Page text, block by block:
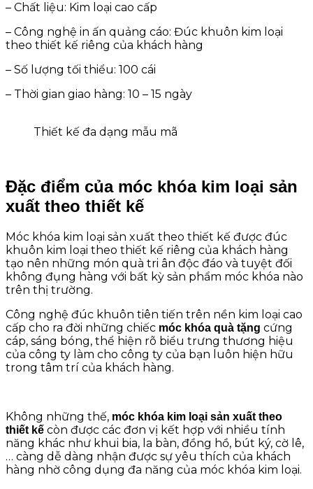
– Chất liệu: Kim loại cao cấp
– Công nghệ in ấn quảng cáo: Đúc khuôn kim loại
theo thiết kế riêng của khách hàng
– Số lượng tối thiểu: 100 cái
– Thời gian giao hàng: 10 – 15 ngày
Thiết kế đa dạng mẫu mã
Đặc điểm của móc khóa kim loại sản
xuất theo thiết kế
Móc khóa kim loại sản xuất theo thiết kế được đúc
khuôn kim loại theo thiết kế riêng của khách hàng
tạo nên những món quà tri ân độc đáo và tuyệt đối
không đụng hàng với bất kỳ sản phẩm móc khóa nào
trên thị trường.
Công nghệ đúc khuôn tiên tiến trên nền kim loại cao
cấp cho ra đời những chiếc móc khóa quà tặng cứng
cáp, sáng bóng, thể hiện rõ biểu trưng thương hiệu
của công ty làm cho công ty của bạn luôn hiện hữu
trong tâm trí của khách hàng.
Không những thế, móc khóa kim loại sản xuất theo
thiết kế còn được các đơn vị kết hợp với nhiều tính
năng khác như khui bia, la bàn, đồng hồ, bút ký, cờ lê,
… càng dễ dàng nhận được sự yêu thích của khách
hàng nhờ công dụng đa năng của móc khóa kim loại.